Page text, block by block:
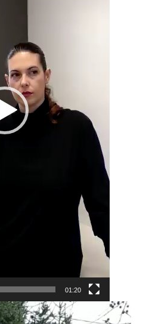
01:20